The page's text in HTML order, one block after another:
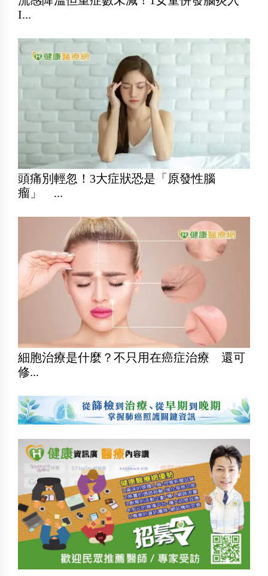
I...
頭痛別輕忽！3大症狀恐是「原發性腦
瘤」 ...
細胞治療是什麼？不只用在癌症治療 還可
修...